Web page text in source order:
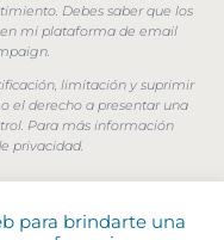
Debes saber que los
mi plataforma de email
limitación y suprimir
el derecho a presentar una
Para más información
privacidad.
para brindarte una